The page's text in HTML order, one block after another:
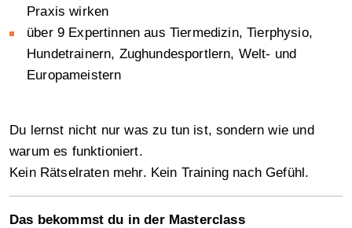
Praxis wirken
über 9 Expertinnen aus Tiermedizin, Tierphysio,
Hundetrainern, Zughundesportlern, Welt- und
Europameistern
Du lernst nicht nur was zu tun ist, sondern wie und
warum es funktioniert.
Kein Rätselraten mehr. Kein Training nach Gefühl.
Das bekommst du in der Masterclass